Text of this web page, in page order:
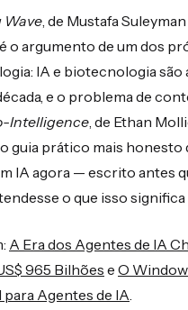
Wave , de Mustafa
o argumento de um dos
IA e biotecnologia são
e o problema de
Intelligence , de Ethan
guia prático mais honesto
IA agora — escrito antes
o que isso significa
A Era dos Agentes de IA
965 Bilhões e O
Agentes de IA